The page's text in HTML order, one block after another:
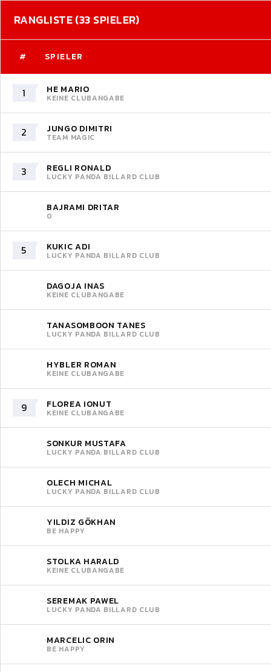
RANGLISTE (33 SPIELER)
# SPIELER
1 HE MARIO
KEINE CLUBANGABE
2 JUNGO DIMITRI
TEAM MAGIC
3 REGLI RONALD
LUCKY PANDA BILLARD CLUB
BAJRAMI DRITAR
0
5 KUKIC ADI
LUCKY PANDA BILLARD CLUB
DAGOJA INAS
KEINE CLUBANGABE
TANASOMBOON TANES
LUCKY PANDA BILLARD CLUB
HYBLER ROMAN
KEINE CLUBANGABE
9 FLOREA IONUT
KEINE CLUBANGABE
SONKUR MUSTAFA
LUCKY PANDA BILLARD CLUB
OLECH MICHAL
LUCKY PANDA BILLARD CLUB
YILDIZ GÖKHAN
BE HAPPY
STOLKA HARALD
KEINE CLUBANGABE
SEREMAK PAWEL
LUCKY PANDA BILLARD CLUB
MARCELIC ORIN
BE HAPPY